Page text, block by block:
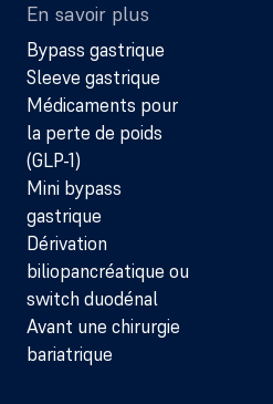
En savoir plus
Bypass gastrique
Sleeve gastrique
Médicaments pour
la perte de poids
(GLP-1)
Mini bypass
gastrique
Dérivation
biliopancréatique ou
switch duodénal
Avant une chirurgie
bariatrique